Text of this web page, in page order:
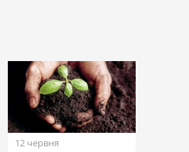
12 червня